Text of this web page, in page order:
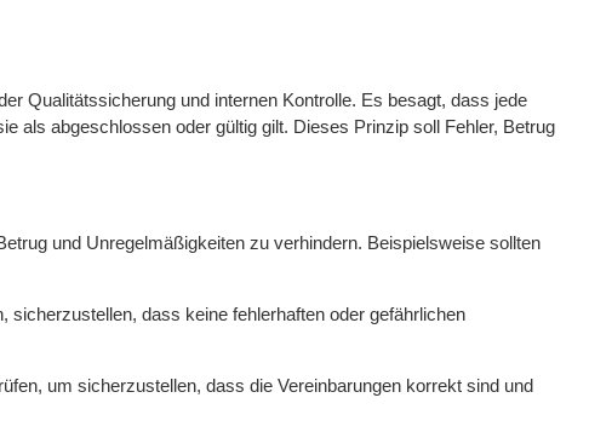
Qualitätssicherung und internen Kontrolle. Es besagt, dass jede
als abgeschlossen oder gültig gilt. Dieses Prinzip soll Fehler, Betrug
und Unregelmäßigkeiten zu verhindern. Beispielsweise sollten
dass keine fehlerhaften oder gefährlichen
um sicherzustellen, dass die Vereinbarungen korrekt sind und